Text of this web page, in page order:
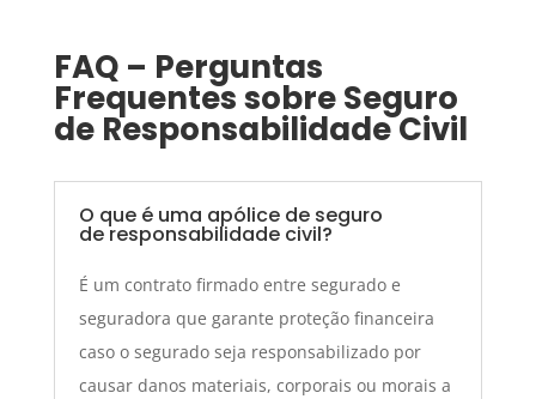
FAQ – Perguntas
Frequentes sobre Seguro
de Responsabilidade Civil
O que é uma apólice de seguro
de responsabilidade civil?
É um contrato firmado entre segurado e
seguradora que garante proteção financeira
caso o segurado seja responsabilizado por
causar danos materiais, corporais ou morais a